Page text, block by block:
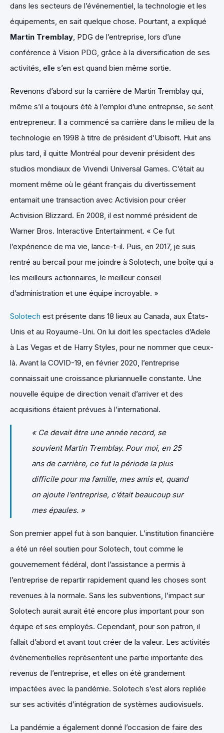
dans les secteurs de l’événementiel, la technologie et les
équipements, en sait quelque chose. Pourtant, a expliqué
Martin Tremblay , PDG de l’entreprise, lors d’une
conférence à Vision PDG, grâce à la diversification de ses
activités, elle s’en est quand bien même sortie.
Revenons d’abord sur la carrière de Martin Tremblay qui,
même s’il a toujours été à l’emploi d’une entreprise, se sent
entrepreneur. Il a commencé sa carrière dans le milieu de la
technologie en 1998 à titre de président d’Ubisoft. Huit ans
plus tard, il quitte Montréal pour devenir président des
studios mondiaux de Vivendi Universal Games. C’était au
moment même où le géant français du divertissement
entamait une transaction avec Activision pour créer
Activision Blizzard. En 2008, il est nommé président de
Warner Bros. Interactive Entertainment. « Ce fut
l’expérience de ma vie, lance-t-il. Puis, en 2017, je suis
rentré au bercail pour me joindre à Solotech, une boîte qui a
les meilleurs actionnaires, le meilleur conseil
d’administration et une équipe incroyable. »
Solotech est présente dans 18 lieux au Canada, aux États-
Unis et au Royaume-Uni. On lui doit les spectacles d’Adele
à Las Vegas et de Harry Styles, pour ne nommer que ceux-
là. Avant la COVID-19, en février 2020, l’entreprise
connaissait une croissance pluriannuelle constante. Une
nouvelle équipe de direction venait d’arriver et des
acquisitions étaient prévues à l’international.
« Ce devait être une année record, se
souvient Martin Tremblay. Pour moi, en 25
ans de carrière, ce fut la période la plus
difficile pour ma famille, mes amis et, quand
on ajoute l’entreprise, c’était beaucoup sur
mes épaules. »
Son premier appel fut à son banquier. L’institution financière
a été un réel soutien pour Solotech, tout comme le
gouvernement fédéral, dont l’assistance a permis à
l’entreprise de repartir rapidement quand les choses sont
revenues à la normale. Sans les subventions, l’impact sur
Solotech aurait aurait été encore plus important pour son
équipe et ses employés. Cependant, pour son patron, il
fallait d’abord et avant tout créer de la valeur. Les activités
événementielles représentent une partie importante des
revenus de l’entreprise, et elles on été grandement
impactées avec la pandémie. Solotech s’est alors repliée
sur ses activités d’intégration de systèmes audiovisuels.
La pandémie a également donné l’occasion de faire des